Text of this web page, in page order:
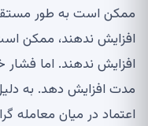
افزایش ندهند. اما فشار
مدت افزایش دهد. به
اعتماد در میان معامله